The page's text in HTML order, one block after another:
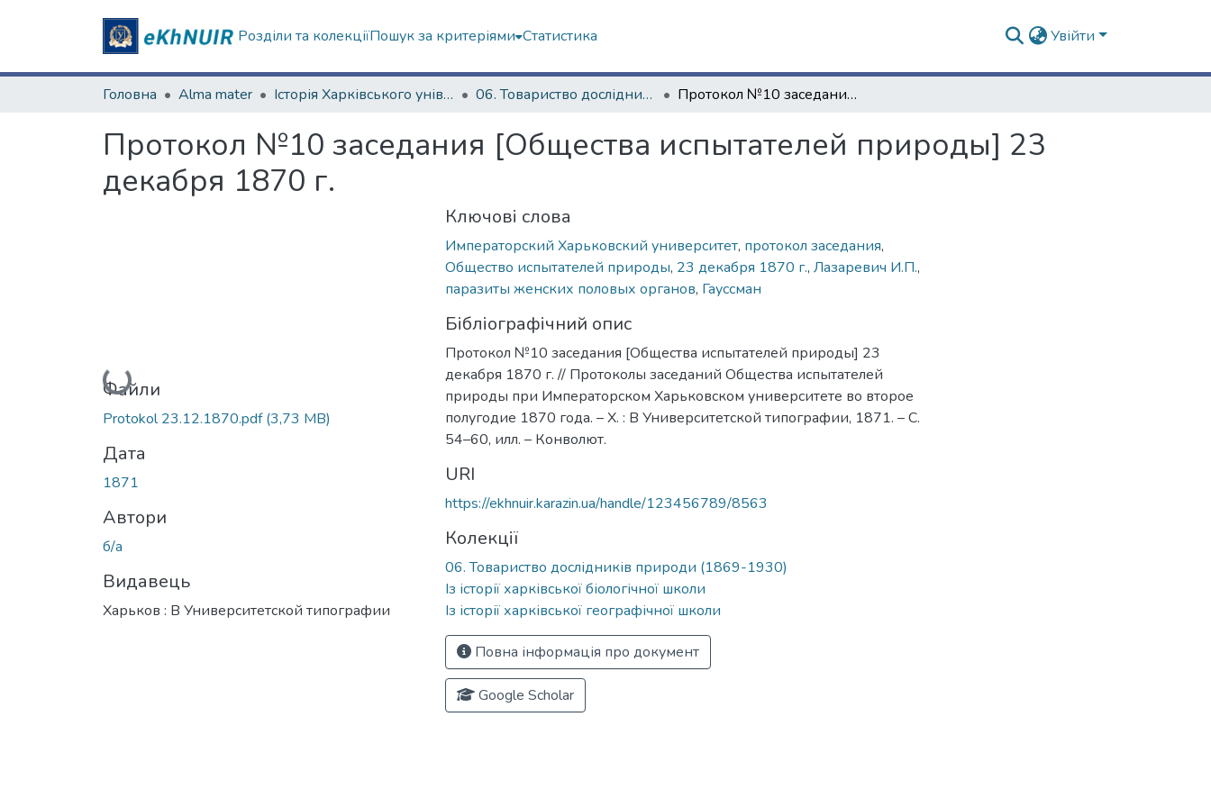
Розділи та колекціїПошук за критеріями Статистика Увійти
Головна Alma mater Історія Харківського університету 06. Товариство дослідників природи (1869-1930) Протокол №10 заседания [Общества испытателей природы] 23 декабря 1870 г.
Протокол №10 заседания [Общества испытателей природы] 23
декабря 1870 г.
Вантажиться...
Файли
Protokol 23.12.1870.pdf(3,73 MB)
Дата
1871
Автори
б/а
Видавець
Харьков : В Университетской типографии
Ключові слова
Императорский Харьковский университет, протокол заседания,
Общество испытателей природы, 23 декабря 1870 г., Лазаревич И.П.,
паразиты женских половых органов, Гауссман
Бібліографічний опис
Протокол №10 заседания [Общества испытателей природы] 23
декабря 1870 г. // Протоколы заседаний Общества испытателей
природы при Императорском Харьковском университете во второе
полугодие 1870 года. – Х. : В Университетской типографии, 1871. – С.
54–60, илл. – Конволют.
URI
https://ekhnuir.karazin.ua/handle/123456789/8563
Колекції
06. Товариство дослідників природи (1869-1930)
Із історії харківської біологічної школи
Із історії харківської географічної школи
Повна інформація про документ
Google Scholar